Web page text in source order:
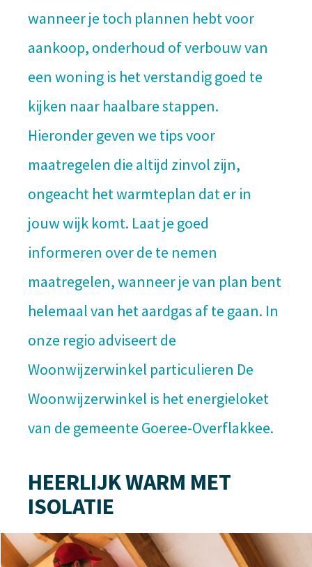
wanneer je toch plannen hebt voor
aankoop, onderhoud of verbouw van
een woning is het verstandig goed te
kijken naar haalbare stappen.
Hieronder geven we tips voor
maatregelen die altijd zinvol zijn,
ongeacht het warmteplan dat er in
jouw wijk komt. Laat je goed
informeren over de te nemen
maatregelen, wanneer je van plan bent
helemaal van het aardgas af te gaan. In
onze regio adviseert de
Woonwijzerwinkel particulieren De
Woonwijzerwinkel is het energieloket
van de gemeente Goeree-Overflakkee.
HEERLIJK WARM MET
ISOLATIE